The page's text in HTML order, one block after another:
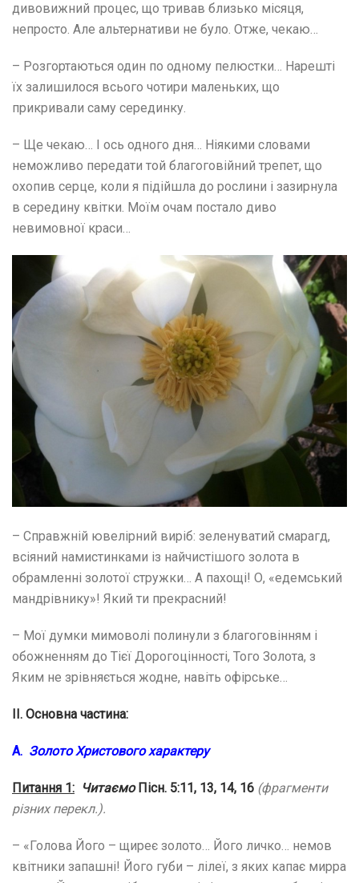
дивовижний процес, що тривав близько місяця,
непросто. Але альтернативи не було. Отже, чекаю…
– Розгортаються один по одному пелюстки… Нарешті
їх залишилося всього чотири маленьких, що
прикривали саму серединку.
– Ще чекаю… І ось одного дня… Ніякими словами
неможливо передати той благоговійний трепет, що
охопив серце, коли я підійшла до рослини і зазирнула
в середину квітки. Моїм очам постало диво
невимовної краси…
– Справжній ювелірний виріб: зеленуватий смарагд,
всіяний намистинками із найчистішого золота в
обрамленні золотої стружки… А пахощі! О, «едемський
мандрівнику»! Який ти прекрасний!
– Мої думки мимоволі полинули з благоговінням і
обожненням до Тієї Дорогоцінності, Того Золота, з
Яким не зрівняється жодне, навіть офірське…
ІІ. Основна частина:
А. Золото Христового характеру
Питання 1: Читаємо Пісн. 5:11, 13, 14, 16 (фрагменти
різних перекл.).
– «Голова Його – щиреє золото… Його личко… немов
квітники запашні! Його губи – лілеї, з яких капає мирра